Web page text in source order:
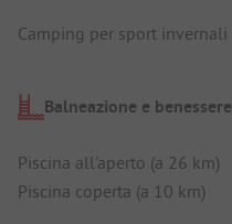
Camping per sport invernali
Balneazione e benessere
Piscina all'aperto (a 26 km)
Piscina coperta (a 10 km)